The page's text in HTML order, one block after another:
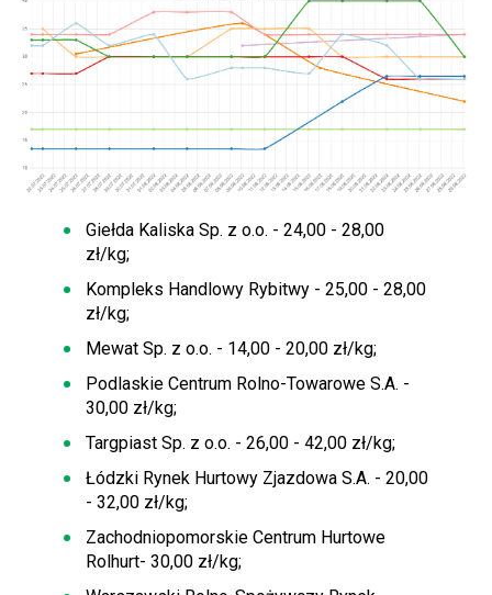
Giełda Kaliska Sp. z o.o. - 24,00 - 28,00
zł/kg;
Kompleks Handlowy Rybitwy - 25,00 - 28,00
zł/kg;
Mewat Sp. z o.o. - 14,00 - 20,00 zł/kg;
Podlaskie Centrum Rolno-Towarowe S.A. -
30,00 zł/kg;
Targpiast Sp. z o.o. - 26,00 - 42,00 zł/kg;
Łódzki Rynek Hurtowy Zjazdowa S.A. - 20,00
- 32,00 zł/kg;
Zachodniopomorskie Centrum Hurtowe
Rolhurt- 30,00 zł/kg;